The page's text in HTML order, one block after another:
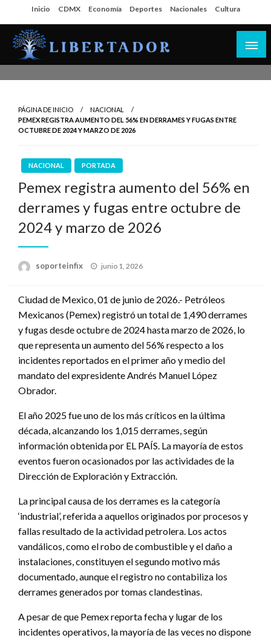
al
contenido
Inicio CDMX Economía Deportes Nacionales Cultura
PÁGINA DE INICIO
NACIONAL
PEMEX REGISTRA AUMENTO DEL 56% EN DERRAMES Y FUGAS ENTRE
OCTUBRE DE 2024 Y MARZO DE 2026
NACIONAL PORTADA
Pemex registra aumento del 56% en
derrames y fugas entre octubre de
2024 y marzo de 2026
soporteinfix
Publicado
junio 1, 2026
Ciudad de Mexico, 01 de junio de 2026.- Petróleos
Mexicanos (Pemex) registró un total de 1,490 derrames
y fugas desde octubre de 2024 hasta marzo de 2026, lo
que representa un aumento del 56% respecto a los
incidentes reportados en el primer año y medio del
mandato del expresidente Andrés Manuel López
Obrador.
El año 2025 fue uno de los más críticos en la última
década, alcanzando los 1,015 derrames, según
información obtenida por EL PAÍS. La mayoría de estos
eventos fueron ocasionados por las actividades de la
Dirección de Exploración y Extracción.
La principal causa de los derrames es la categoría
‘industrial’, referida a aquellos originados por procesos y
fallas resultado de la actividad petrolera. Los actos
vandálicos, como el robo de combustible y el daño a
instalaciones, constituyen el segundo motivo más
documentado, aunque el registro no contabiliza los
derrames generados por tomas clandestinas.
A pesar de que Pemex reporta fecha y lugar de los
incidentes operativos, la mayoría de las veces no dispone